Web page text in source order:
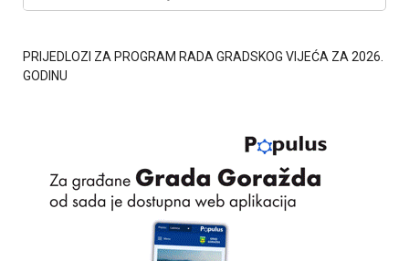
PRIJEDLOZI ZA PROGRAM RADA GRADSKOG VIJEĆA ZA 2026.
GODINU